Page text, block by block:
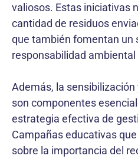
valiosos. Estas iniciativas
cantidad de residuos
que también fomentan un
responsabilidad
Además, la
son componentes
estrategia efectiva de
Campañas educativas
sobre la importancia del